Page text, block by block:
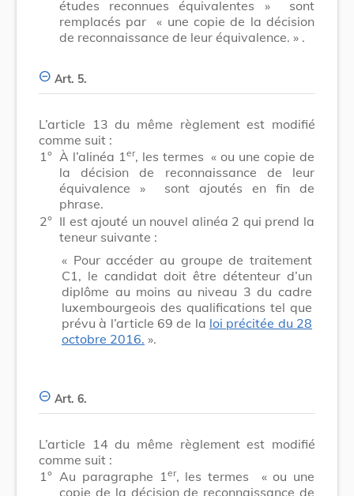
études reconnues équivalentes »
sont
remplacés par
« une copie de la décision
de reconnaissance de leur équivalence. » .
Art. 5.
L’article 13 du même règlement est modifié
comme suit :
1° À l’alinéa 1 er, les termes « ou une copie de
la décision de reconnaissance de leur
équivalence »
sont ajoutés en fin de
phrase.
2° Il est ajouté un nouvel alinéa 2 qui prend la
teneur suivante :
« Pour accéder au groupe de traitement
C1, le candidat doit être détenteur d’un
diplôme au moins au niveau 3 du cadre
luxembourgeois des qualifications tel que
prévu à l’article 69 de la loi précitée du 28
octobre 2016. ».
Art. 6.
L’article 14 du même règlement est modifié
comme suit :
1° Au paragraphe 1 er, les termes
« ou une
copie de la décision de reconnaissance de